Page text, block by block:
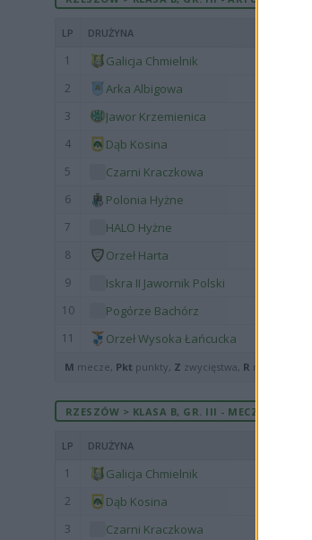
LP DRUŻYNA
1 Galicja Chmielnik
2 Arka Albigowa
3 Jawor Krzemienica
4 Dąb Kosina
5 Czarni Kraczkowa
6 Polonia Hyżne
7 HALO Hyżne
8 Orzeł Harta
9 Iskra II Jawornik Polski
10 Pogórze Bachórz
11 Orzeł Wysoka Łańcucka
M mecze, Pkt punkty, Z zwycięstwa, R remisy,
RZESZÓW > KLASA B, GR. III - MECZE
LP DRUŻYNA
1 Galicja Chmielnik
2 Dąb Kosina
3 Czarni Kraczkowa